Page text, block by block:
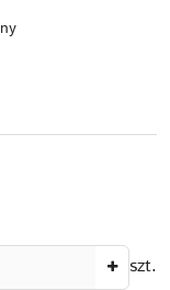
szt.